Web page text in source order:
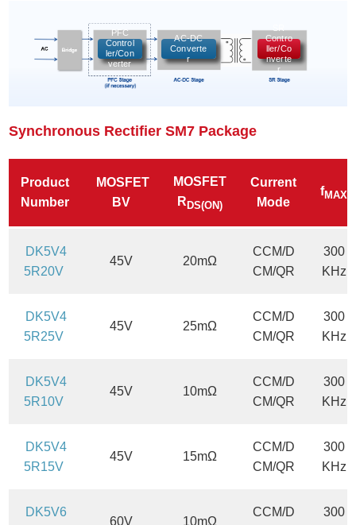
PFC
Control
ler/Con
verter
AC-DC
Converte
r
Contro
ller/Co
nverte
r
SM7
TO252
SOP8
Synchronous Rectifier SM7 Package
Product
Number
MOSFET
BV
MOSFET
RDS(ON)
Current
Mode
fMAX
DK5V4
5R20V
45V 20mΩ
CCM/D
CM/QR
300
KHz
DK5V4
5R25V
45V 25mΩ
CCM/D
CM/QR
300
KHz
DK5V4
5R10V
45V 10mΩ
CCM/D
CM/QR
300
KHz
DK5V4
5R15V
45V 15mΩ
CCM/D
CM/QR
300
KHz
DK5V6
60V 10mΩ
CCM/D 300